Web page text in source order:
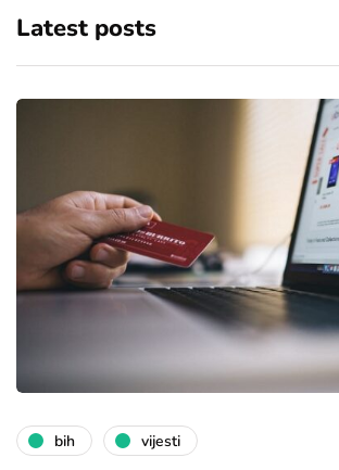
Latest posts
bih vijesti